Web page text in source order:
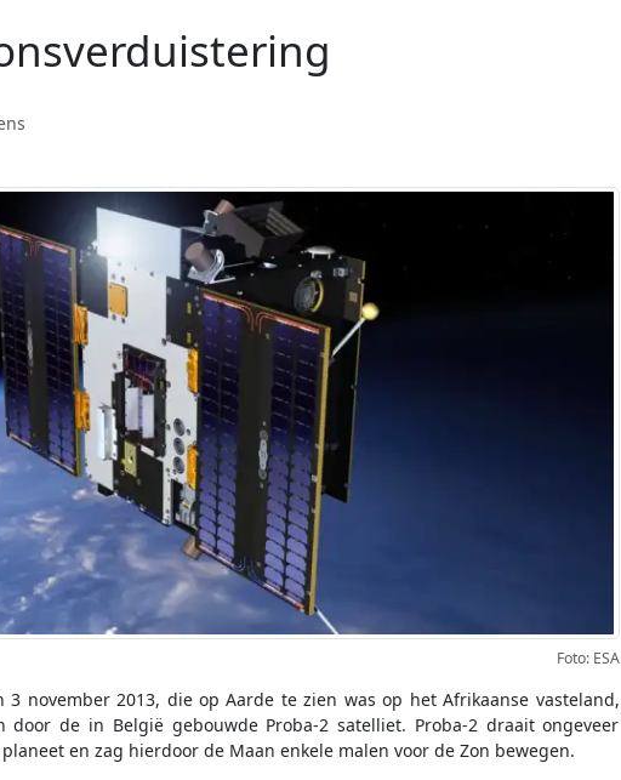
Foto: ESA
november 2013, die op Aarde te zien was op het Afrikaanse vasteland,
de in België gebouwde Proba-2 satelliet. Proba-2 draait ongeveer
en zag hierdoor de Maan enkele malen voor de Zon bewegen.